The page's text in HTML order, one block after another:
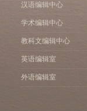
汉语编辑中心
学术编辑中心
教科文编辑中心
英语编辑室
外语编辑室